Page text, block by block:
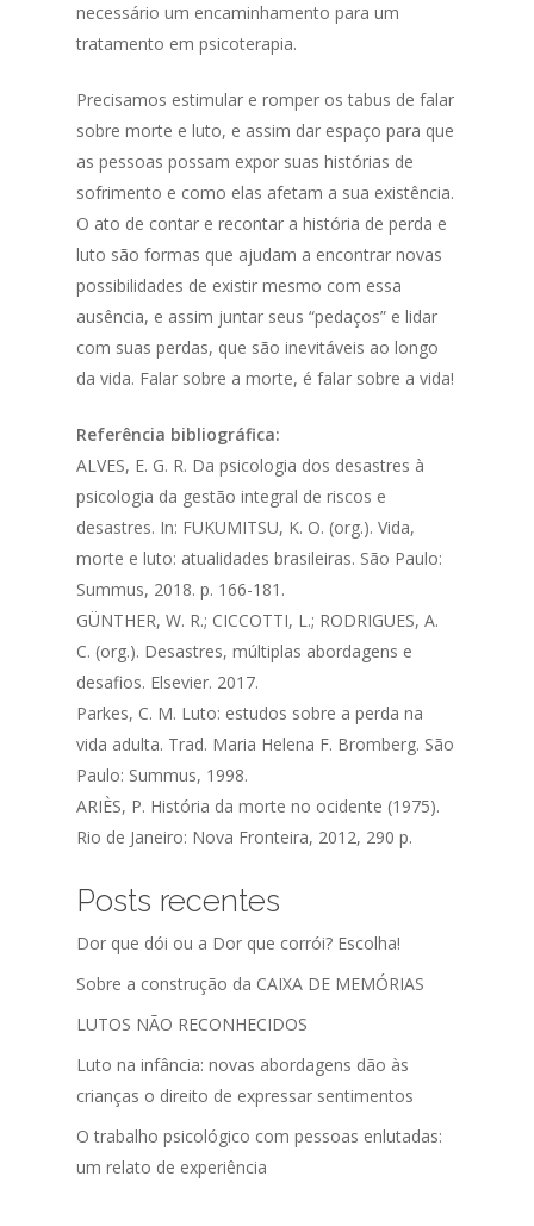
necessário um encaminhamento para um
tratamento em psicoterapia.
Precisamos estimular e romper os tabus de falar
sobre morte e luto, e assim dar espaço para que
as pessoas possam expor suas histórias de
sofrimento e como elas afetam a sua existência.
O ato de contar e recontar a história de perda e
luto são formas que ajudam a encontrar novas
possibilidades de existir mesmo com essa
ausência, e assim juntar seus “pedaços” e lidar
com suas perdas, que são inevitáveis ao longo
da vida. Falar sobre a morte, é falar sobre a vida!
Referência bibliográfica:
ALVES, E. G. R. Da psicologia dos desastres à
psicologia da gestão integral de riscos e
desastres. In: FUKUMITSU, K. O. (org.). Vida,
morte e luto: atualidades brasileiras. São Paulo:
Summus, 2018. p. 166-181.
GÜNTHER, W. R.; CICCOTTI, L.; RODRIGUES, A.
C. (org.). Desastres, múltiplas abordagens e
desafios. Elsevier. 2017.
Parkes, C. M. Luto: estudos sobre a perda na
vida adulta. Trad. Maria Helena F. Bromberg. São
Paulo: Summus, 1998.
ARIÈS, P. História da morte no ocidente (1975).
Rio de Janeiro: Nova Fronteira, 2012, 290 p.
Posts recentes
Dor que dói ou a Dor que corrói? Escolha!
Sobre a construção da CAIXA DE MEMÓRIAS
LUTOS NÃO RECONHECIDOS
Luto na infância: novas abordagens dão às
crianças o direito de expressar sentimentos
O trabalho psicológico com pessoas enlutadas:
um relato de experiência